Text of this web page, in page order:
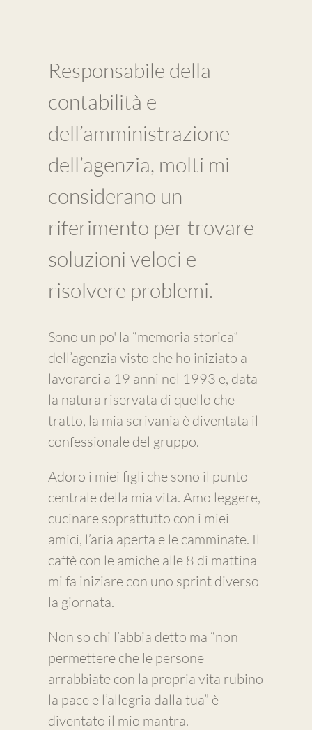
Responsabile della
contabilità e
dell’amministrazione
dell’agenzia, molti mi
considerano un
riferimento per trovare
soluzioni veloci e
risolvere problemi.
Sono un po' la “memoria storica”
dell’agenzia visto che ho iniziato a
lavorarci a 19 anni nel 1993 e, data
la natura riservata di quello che
tratto, la mia scrivania è diventata il
confessionale del gruppo.
Adoro i miei figli che sono il punto
centrale della mia vita. Amo leggere,
cucinare soprattutto con i miei
amici, l’aria aperta e le camminate. Il
caffè con le amiche alle 8 di mattina
mi fa iniziare con uno sprint diverso
la giornata.
Non so chi l’abbia detto ma “non
permettere che le persone
arrabbiate con la propria vita rubino
la pace e l’allegria dalla tua” è
diventato il mio mantra.